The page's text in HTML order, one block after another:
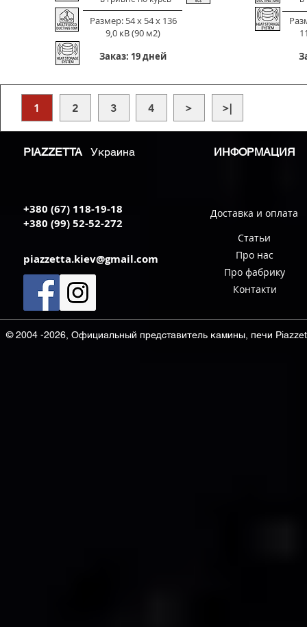
Размер: 54 х 54 х 136
9,0 кВ (90 м2)
Заказ: 19 дней
1 2 3 4 > >|
PIAZZETTA Украина ИНФОРМАЦИЯ
+380 (67) 118-19-18
+380 (99) 52-52-272
Доставка и оплата
Статьи
piazzetta.kiev@gmail.com
Про нас
Про фабрику
Контакти
© 2004 -2026, Официальный представитель камины, печи